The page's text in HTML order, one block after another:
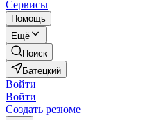
Сервисы
Помощь
Ещё
Поиск
Батецкий
Войти
Войти
Создать резюме